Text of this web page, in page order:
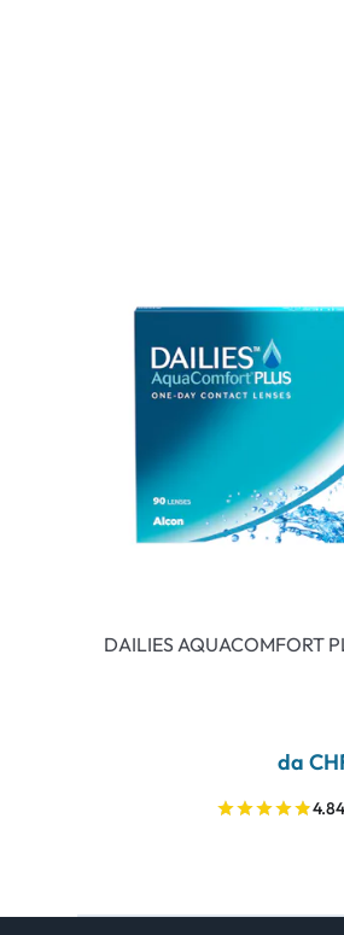
DAILIES AQUACOMFORT
da